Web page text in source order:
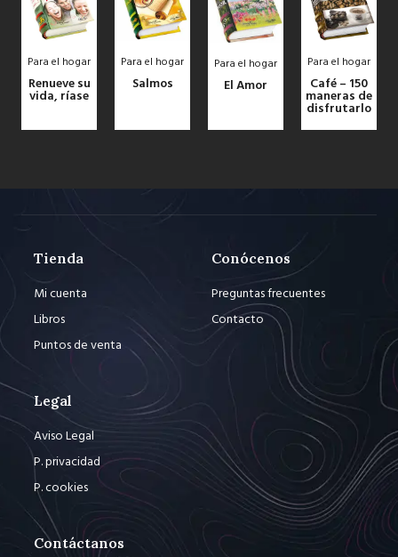
Para el hogar
Renueve su
vida, ríase
Para el hogar
Salmos
Para el hogar
El Amor
Para el hogar
Café – 150
maneras de
disfrutarlo
Tienda
Mi cuenta
Libros
Puntos de venta
Conócenos
Preguntas frecuentes
Contacto
Legal
Aviso Legal
P. privacidad
P. cookies
Contáctanos